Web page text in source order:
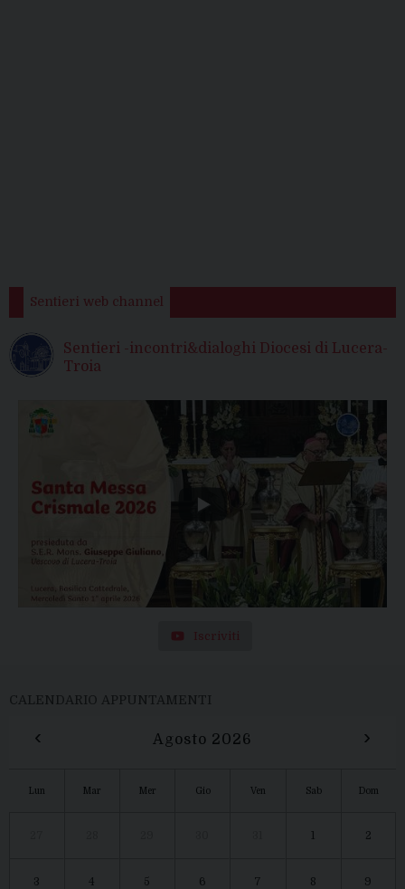
Sentieri web channel
Sentieri -incontri&dialoghi Diocesi di Lucera-
Troia
Iscriviti
CALENDARIO APPUNTAMENTI
‹ Agosto 2026 ›
Lun Mar Mer Gio Ven Sab Dom
2
3 4 5 6 7 8 9